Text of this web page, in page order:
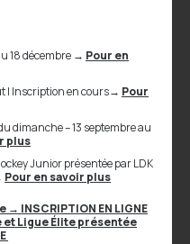
flexibilité.
ou mensuels
18 décembre → Pour en
| Inscription en cours→ Pour
dimanche – 13 septembre au
plus
Junior présentée par LDK
Pour en savoir plus
→ INSCRIPTION EN LIGNE
et Ligue Élite présentée